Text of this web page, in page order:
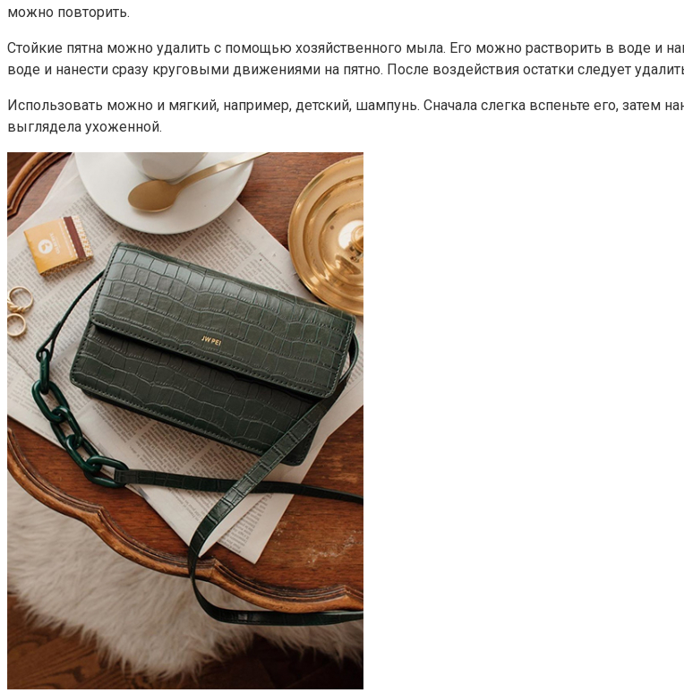
можно повторить.
Стойкие пятна можно удалить с помощью хозяйственного мыла. Его можно растворить в воде и
воде и нанести сразу круговыми движениями на пятно. После воздействия остатки следует
Использовать можно и мягкий, например, детский, шампунь. Сначала слегка вспеньте его, затем
выглядела ухоженной.